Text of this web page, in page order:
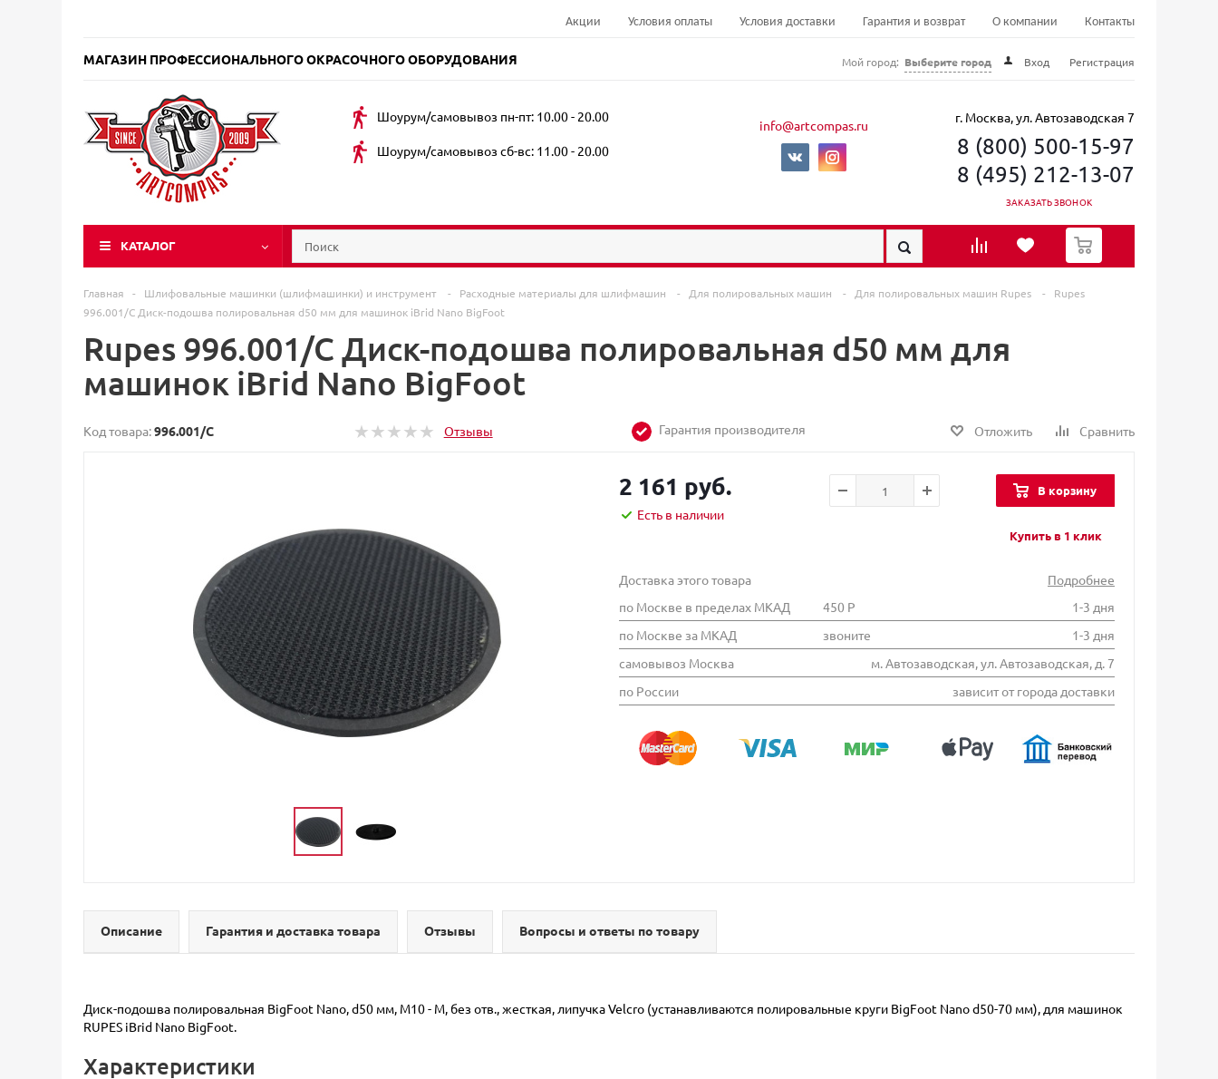
Акции Условия оплаты Условия доставки Гарантия и возврат О компании Контакты
МАГАЗИН ПРОФЕССИОНАЛЬНОГО ОКРАСОЧНОГО ОБОРУДОВАНИЯ Мой город: Выберите город Вход Регистрация
Шоурум/самовывоз пн-пт: 10.00 - 20.00
Шоурум/самовывоз сб-вс: 11.00 - 20.00
info@artcompas.ru г. Москва, ул. Автозаводская 7
8 (800) 500-15-97
8 (495) 212-13-07
ЗАКАЗАТЬ ЗВОНОК
КАТАЛОГ
0
Главная - Шлифовальные машинки (шлифмашинки) и инструмент - Расходные материалы для шлифмашин - Для полировальных машин - Для полировальных машин Rupes -
Rupes
996.001/C Диск-подошва полировальная d50 мм для машинок iBrid Nano BigFoot
Rupes 996.001/C Диск-подошва полировальная d50 мм для
машинок iBrid Nano BigFoot
Код товара:996.001/C Отзывы Гарантия производителя Отложить Сравнить
2 161 руб.
Есть в наличии
В корзину
Купить в 1 клик
Доставка этого товара
Подробнее
по Москве в пределах МКАД
450 Р
1-3 дня
по Москве за МКАД
звоните
1-3 дня
самовывоз Москва
м. Автозаводская, ул. Автозаводская, д. 7
по России
зависит от города доставки
Описание Гарантия и доставка товара Отзывы Вопросы и ответы по товару
Диск-подошва полировальная BigFoot Nano, d50 мм, M10 - M, без отв., жесткая, липучка Velcro (устанавливаются полировальные круги BigFoot Nano d50-70 мм), для машинок
RUPES iBrid Nano BigFoot.
Характеристики